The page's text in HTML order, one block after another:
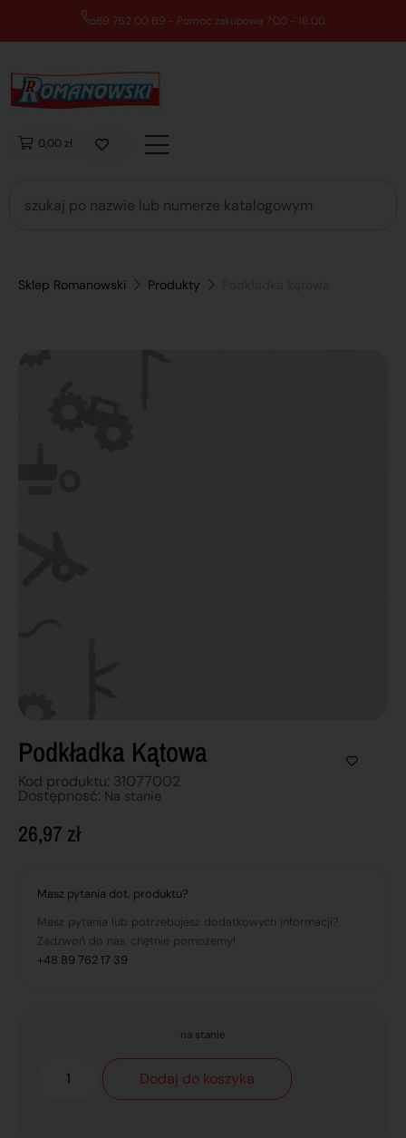
89 762 00 69 - Pomoc zakupowa 7:00 - 16:00
0,00 zł
Sklep Romanowski Produkty
Podkładka Kątowa
Kod produktu: 31077002
Dostępnosć: Na stanie
26,97 zł
Masz pytania dot. produktu?
Masz pytania lub potrzebujesz dodatkowych informacji?
Zadzwoń do nas, chętnie pomożemy!
+48 89 762 17 39
na stanie
Dodaj do koszyka